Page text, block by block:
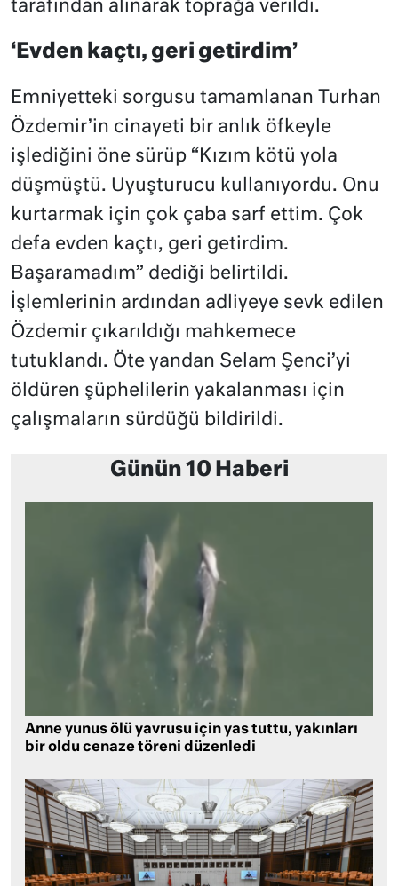
tarafından alınarak toprağa verildi.
‘Evden kaçtı, geri getirdim’
Emniyetteki sorgusu tamamlanan Turhan
Özdemir’in cinayeti bir anlık öfkeyle
işlediğini öne sürüp “Kızım kötü yola
düşmüştü. Uyuşturucu kullanıyordu. Onu
kurtarmak için çok çaba sarf ettim. Çok
defa evden kaçtı, geri getirdim.
Başaramadım” dediği belirtildi.
İşlemlerinin ardından adliyeye sevk edilen
Özdemir çıkarıldığı mahkemece
tutuklandı. Öte yandan Selam Şenci’yi
öldüren şüphelilerin yakalanması için
çalışmaların sürdüğü bildirildi.
Günün 10 Haberi
Anne yunus ölü yavrusu için yas tuttu, yakınları
bir oldu cenaze töreni düzenledi